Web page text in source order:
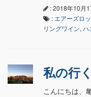
: 2018年10月
: エアーズロ
リングワイン, ハ
私の行
こんにちは、